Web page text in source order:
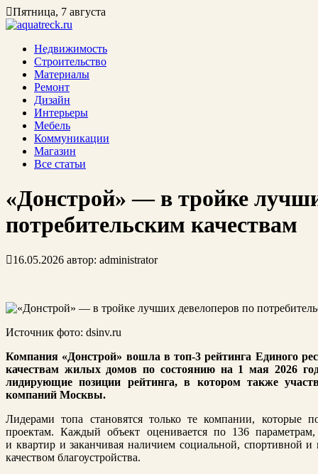
Пятница, 7 августа
Недвижимость
Строительство
Материалы
Ремонт
Дизайн
Интерьеры
Мебель
Коммуникации
Магазин
Все статьи
«Донстрой» — в тройке
потребительским качествам
16.05.2026 автор: administrator
Источник фото: dsinv.ru
Компания «Донстрой» вошла в топ-3 рейтинга Единого
качествам жилых домов по состоянию на 1 мая 2026
лидирующие позиции рейтинга, в котором также
компаний Москвы.
Лидерами топа становятся только те компании, которые
проектам. Каждый объект оценивается по 136
и квартир и заканчивая наличием социальной, спортивной
качеством благоустройства.